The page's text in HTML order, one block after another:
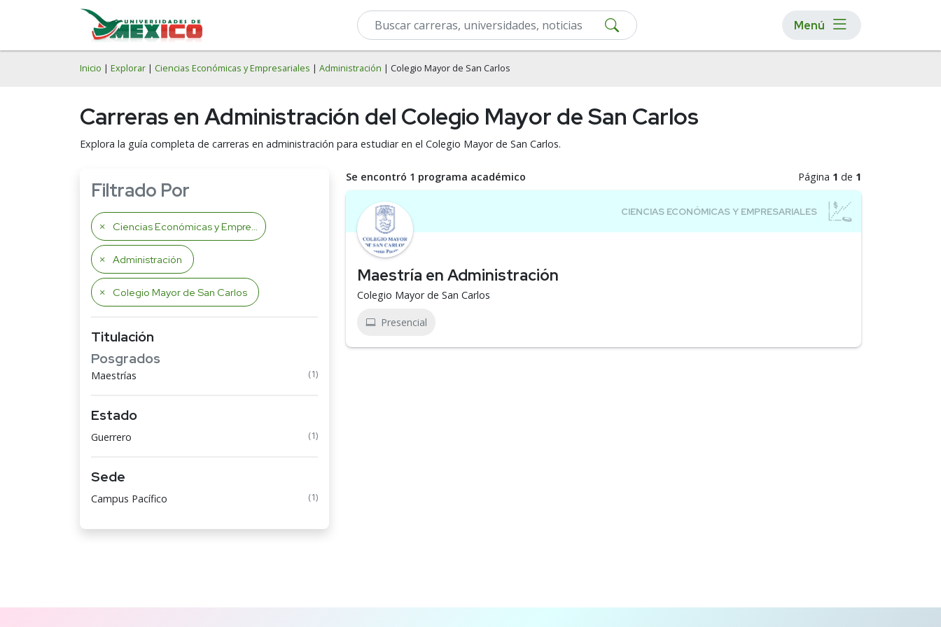
Menú
Inicio | Explorar | Ciencias Económicas y Empresariales | Administración | Colegio Mayor de San Carlos
Carreras en Administración del Colegio Mayor de San Carlos
Explora la guía completa de carreras en administración para estudiar en el Colegio Mayor de San Carlos.
Filtrado Por
Ciencias Económicas y Empresariales
Administración
Colegio Mayor de San Carlos
Titulación
Posgrados
Maestrías (1)
Estado
Guerrero (1)
Sede
Campus Pacífico (1)
Se encontró 1 programa académico Página 1 de 1
Maestría en Administración
Colegio Mayor de San Carlos
Presencial